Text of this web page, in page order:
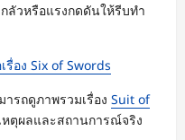
ลัวหรือแรงกดดันให้รีบทำ
รื่อง Six of Swords
รถดูภาพรวมเรื่อง Suit of
ตุผลและสถานการณ์จริง